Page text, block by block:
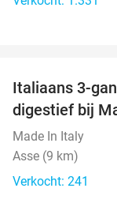
Italiaans 3-
digestief bij
Made In Italy
Asse (9 km)
Verkocht: 241